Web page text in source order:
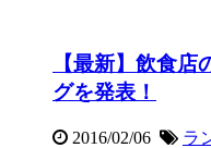
【最新】飲食
グを発表！
2016/02/06 ラ